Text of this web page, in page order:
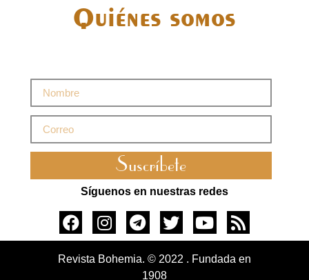
Quiénes somos
Suscríbete
Síguenos en nuestras redes
Revista Bohemia. © 2022 . Fundada en
1908